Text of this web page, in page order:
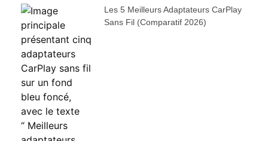
Les 5 Meilleurs Adaptateurs CarPlay
Sans Fil (comparatif 2026)